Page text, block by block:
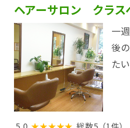
ヘアーサロン クラス
一
後
たい